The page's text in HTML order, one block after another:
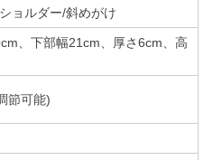
ョルダー/斜めがけ
、下部幅21cm、厚さ6cm、高
節可能)